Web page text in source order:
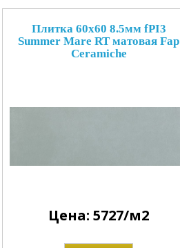
Плитка 60x60 8.5мм fPI3
Summer Mare RT матовая Fap
Ceramiche
Цена: 5727/м2